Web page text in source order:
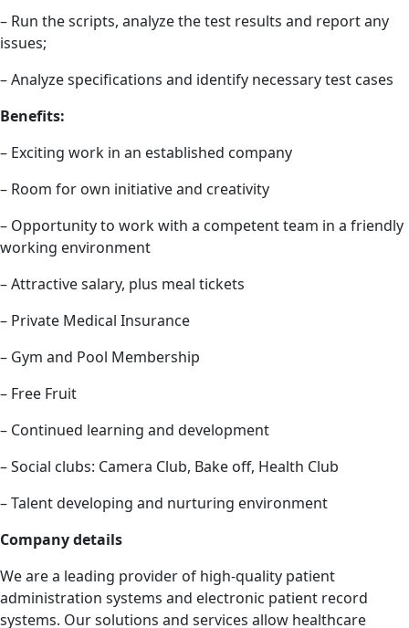
– Run the scripts, analyze the test results and report any
issues;
– Analyze specifications and identify necessary test cases
Benefits:
– Exciting work in an established company
– Room for own initiative and creativity
– Opportunity to work with a competent team in a friendly
working environment
– Attractive salary, plus meal tickets
– Private Medical Insurance
– Gym and Pool Membership
– Free Fruit
– Continued learning and development
– Social clubs: Camera Club, Bake off, Health Club
– Talent developing and nurturing environment
Company details
We are a leading provider of high-quality patient
administration systems and electronic patient record
systems. Our solutions and services allow healthcare